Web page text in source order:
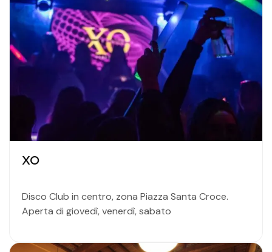
XO
Disco Club in centro, zona Piazza Santa Croce.
Aperta di giovedì, venerdì, sabato